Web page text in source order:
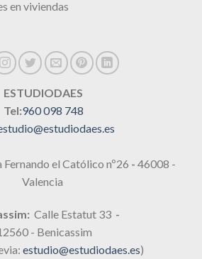
en viviendas
ESTUDIODAES
Tel:960 098 748
Fernando el Católico nº26 - 46008 -
Valencia
Calle Estatut 33 -
- Benicassim
estudio@estudiodaes.es)